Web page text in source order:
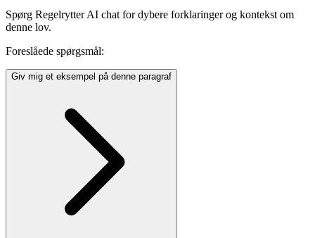
Spørg Regelrytter AI chat for dybere forklaringer og kontekst om
denne lov.
Foreslåede spørgsmål:
Giv mig et eksempel på denne paragraf